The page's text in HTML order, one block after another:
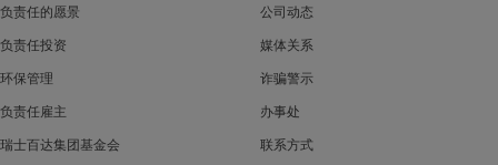
负责任的愿景
负责任投资
环保管理
负责任雇主
瑞士百达集团基金会
公司动态
媒体关系
诈骗警示
办事处
联系方式